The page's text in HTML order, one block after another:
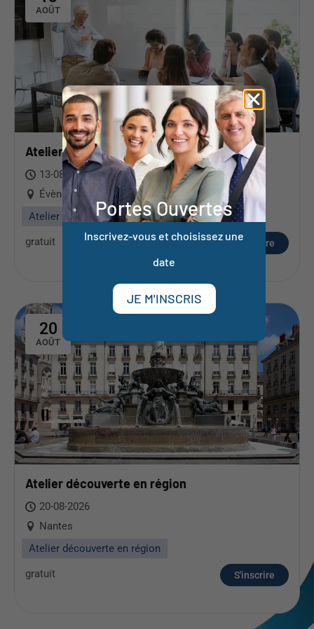
AOÛT
Atelier immersif « Compétences coach »
13-08-2026
Évènement en ligne
Atelier immersif
gratuit
S'inscrire
20
AOÛT
Atelier découverte en région
20-08-2026
Nantes
Atelier découverte en région
gratuit
S'inscrire
Portes Ouvertes
Inscrivez-vous et choisissez une
date
JE M'INSCRIS